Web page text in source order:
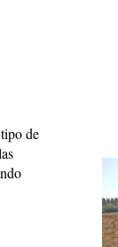
de